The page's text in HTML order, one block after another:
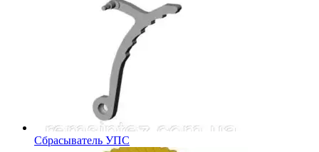
Сбрасыватель УПС